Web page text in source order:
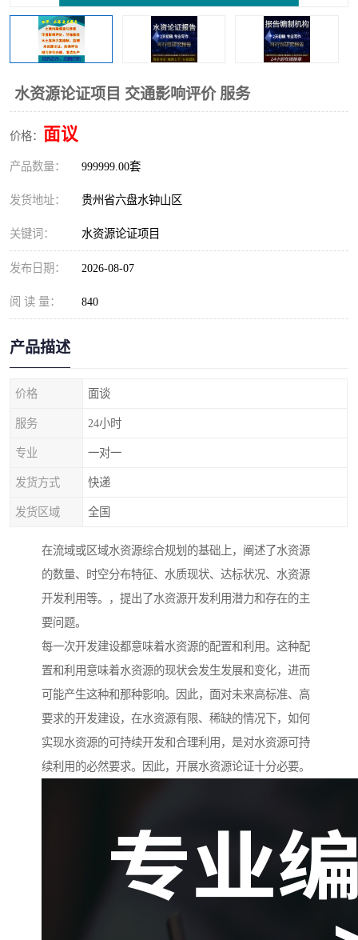
水资源论证项目 交通影响评价 服务
价格： 面议
产品数量： 999999.00套
发货地址： 贵州省六盘水钟山区
关键词： 水资源论证项目
发布日期： 2026-08-07
阅 读 量： 840
产品描述
价格 面谈
服务 24小时
专业 一对一
发货方式 快递
发货区域 全国
在流域或区域水资源综合规划的基础上，阐述了水资源
的数量、时空分布特征、水质现状、达标状况、水资源
开发利用等。，提出了水资源开发利用潜力和存在的主
要问题。
每一次开发建设都意味着水资源的配置和利用。这种配
置和利用意味着水资源的现状会发生发展和变化，进而
可能产生这种和那种影响。因此，面对未来高标准、高
要求的开发建设，在水资源有限、稀缺的情况下，如何
实现水资源的可持续开发和合理利用，是对水资源可持
续利用的必然要求。因此，开展水资源论证十分必要。